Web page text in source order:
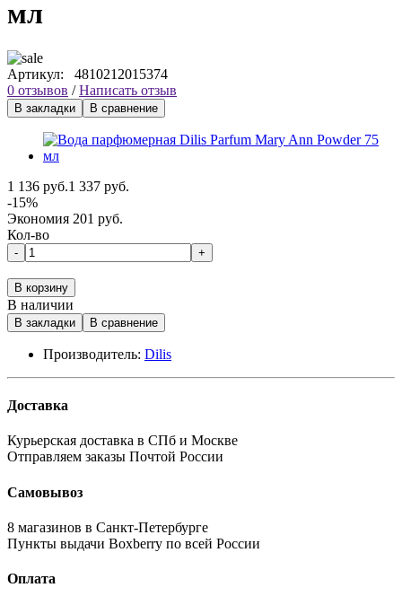
мл
Артикул: 4810212015374
0 отзывов /Написать отзыв
В закладки В сравнение
1 136 руб.1 337 руб.
-15%
Экономия 201 руб.
Кол-во
- +
В корзину
В наличии
В закладки В сравнение
Производитель: Dilis
Доставка
Курьерская доставка в СПб и Москве
Отправляем заказы Почтой России
Самовывоз
8 магазинов в Санкт-Петербурге
Пункты выдачи Boxberry по всей России
Оплата